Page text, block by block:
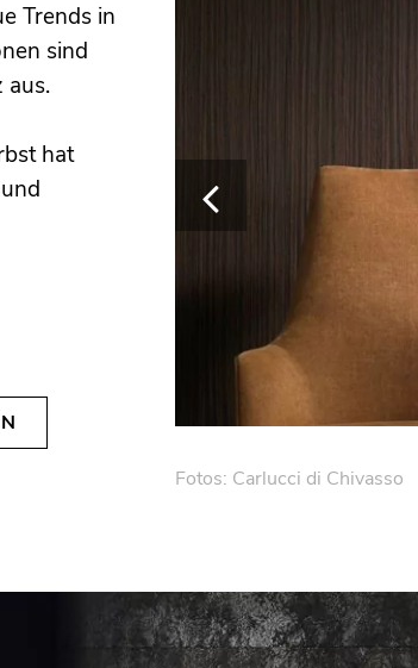
Trends in
sind
aus.
hat
Fotos: Carlucci di Chivasso